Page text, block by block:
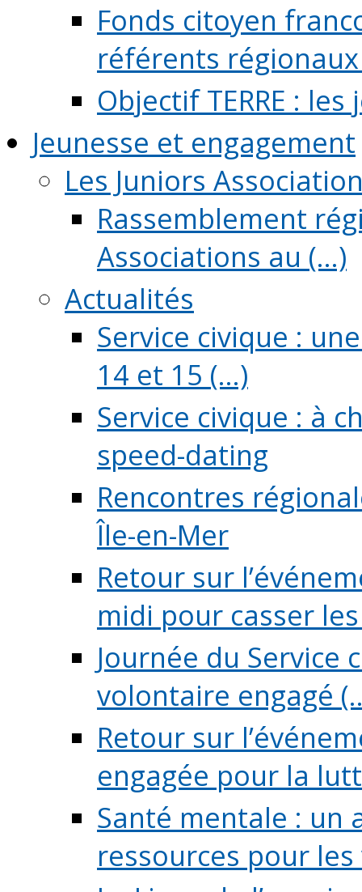
Fonds citoyen
référents régionaux
Objectif TERRE :
Jeunesse et engagement
Les Juniors
Rassemblement
Associations au (...)
Actualités
Service civique :
14 et 15 (...)
Service civique : à
speed-dating
Rencontres
Île-en-Mer
Retour sur
midi pour casser les
Journée du Service
volontaire engagé
Retour sur
engagée pour la
Santé mentale : un
ressources pour